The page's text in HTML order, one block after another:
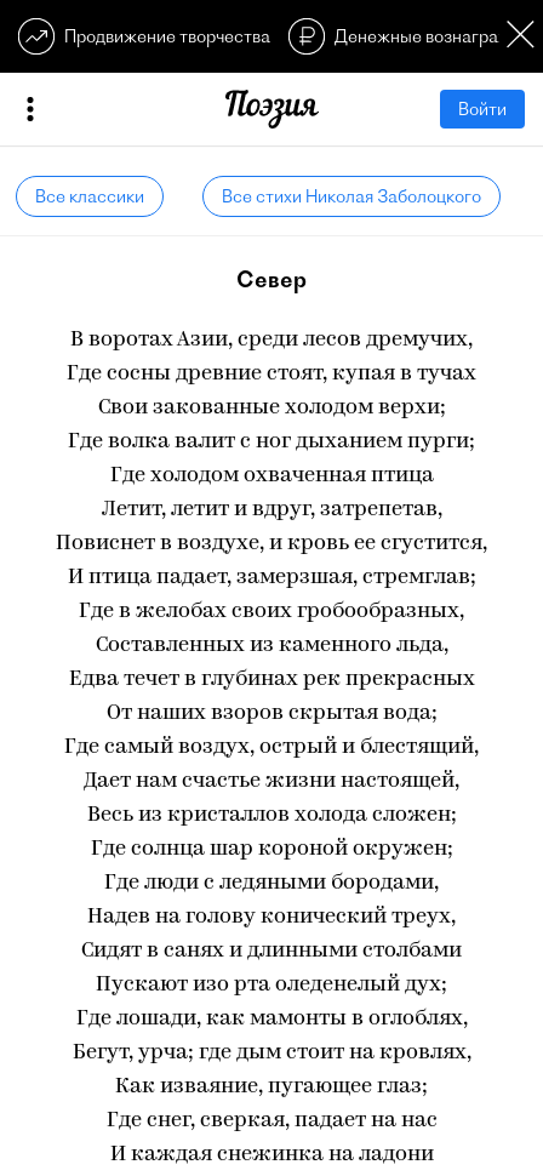
Продвижение творчества Денежные
Войти
Все классики Все стихи Николая Заболоцкого
Север
В воротах Азии, среди лесов дремучих,
Где сосны древние стоят, купая в тучах
Свои закованные холодом верхи;
Где волка валит с ног дыханием пурги;
Где холодом охваченная птица
Летит, летит и вдруг, затрепетав,
Повиснет в воздухе, и кровь ее сгустится,
И птица падает, замерзшая, стремглав;
Где в желобах своих гробообразных,
Составленных из каменного льда,
Едва течет в глубинах рек прекрасных
От наших взоров скрытая вода;
Где самый воздух, острый и блестящий,
Дает нам счастье жизни настоящей,
Весь из кристаллов холода сложен;
Где солнца шар короной окружен;
Где люди с ледяными бородами,
Надев на голову конический треух,
Сидят в санях и длинными столбами
Пускают изо рта оледенелый дух;
Где лошади, как мамонты в оглоблях,
Бегут, урча; где дым стоит на кровлях,
Как изваяние, пугающее глаз;
Где снег, сверкая, падает на нас
И каждая снежинка на ладони